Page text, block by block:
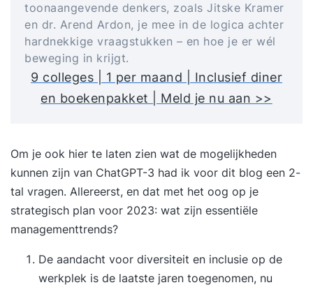
toonaangevende denkers, zoals Jitske Kramer
en dr. Arend Ardon, je mee in de logica achter
hardnekkige vraagstukken – en hoe je er wél
beweging in krijgt.
9 colleges | 1 per maand | Inclusief diner
en boekenpakket | Meld je nu aan >>
Om je ook hier te laten zien wat de mogelijkheden
kunnen zijn van ChatGPT-3 had ik voor dit blog een 2-
tal vragen. Allereerst, en dat met het oog op je
strategisch plan voor 2023: wat zijn essentiële
managementtrends?
De aandacht voor diversiteit en inclusie op de
werkplek is de laatste jaren toegenomen, nu